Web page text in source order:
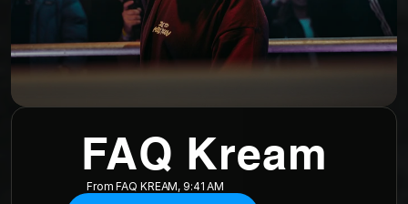
FAQ Kream
From FAQ KREAM, 9:41 AM